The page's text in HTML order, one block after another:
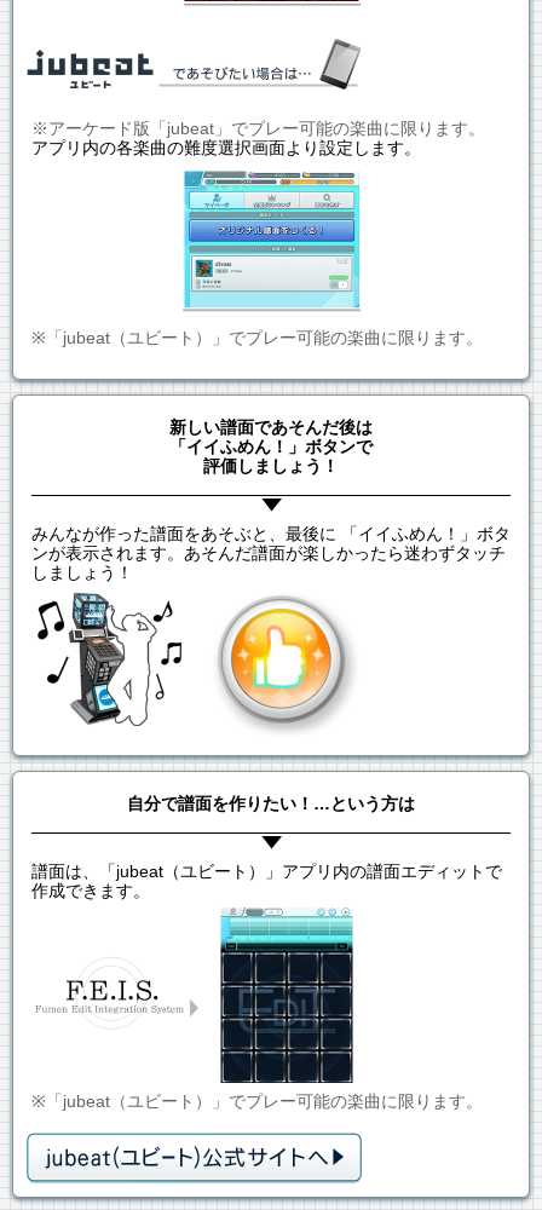
※アーケード版「jubeat」でプレー可能の楽曲に限ります。
アプリ内の各楽曲の難度選択画面より設定します。
※「jubeat（ユビート）」でプレー可能の楽曲に限ります。
新しい譜面であそんだ後は
「イイふめん！」ボタンで
評価しましょう！
みんなが作った譜面をあそぶと、最後に 「イイふめん！」ボタ
ンが表示されます。あそんだ譜面が楽しかったら迷わずタッチ
しましょう！
自分で譜面を作りたい！…という方は
譜面は、「jubeat（ユビート）」アプリ内の譜面エディットで
作成できます。
※「jubeat（ユビート）」でプレー可能の楽曲に限ります。